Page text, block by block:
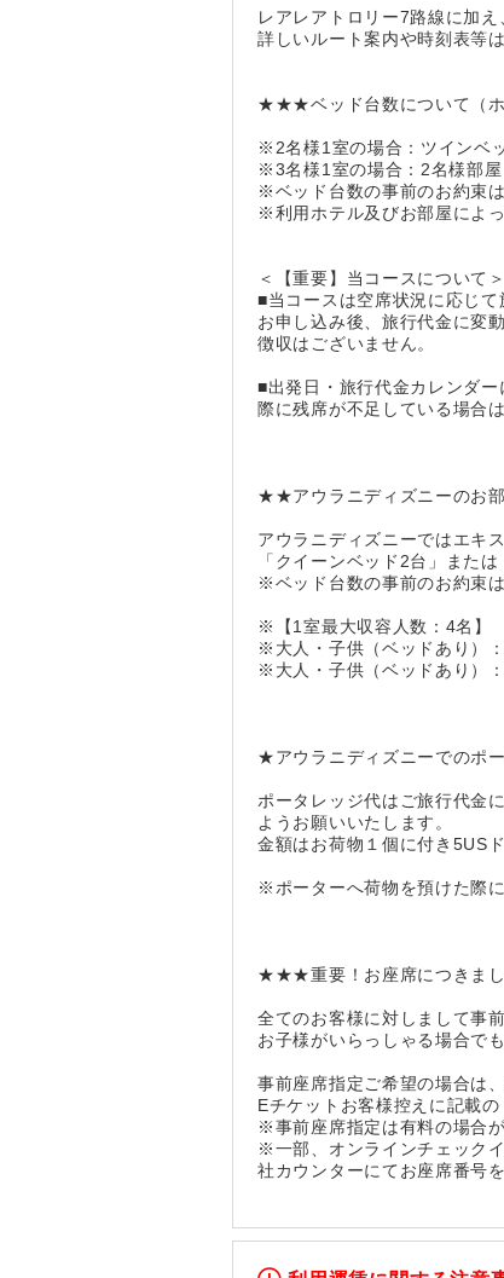
レアレアトロリー7路線に加
詳しいルート案内や時刻表等
★★★ベッド台数について（
※2名様1室の場合：ツインベ
※3名様1室の場合：2名様部屋
※ベッド台数の事前のお約束
※利用ホテル及びお部屋によ
＜【重要】当コースについて＞
■当コースは空席状況に応じ
お申し込み後、旅行代金に変
徴収はございません。
■出発日・旅行代金カレンダ
際に残席が不足している場合
★★アウラニディズニーのお
アウラニディズニーではエキ
「クイーンベッド2台」また
※ベッド台数の事前のお約束
※【1室最大収容人数：4名】
※大人・子供（ベッドあり
※大人・子供（ベッドあり
★アウラニディズニーでのポ
ポータレッジ代はご旅行代金
ようお願いいたします。
金額はお荷物１個に付き5US
※ポーターへ荷物を預けた際
★★★重要！お座席につき
全てのお客様に対しまして事
お子様がいらっしゃる場合で
事前座席指定ご希望の場合は
Eチケットお客様控えに記載
※事前座席指定は有料の場合が
※一部、オンラインチェック
社カウンターにてお座席番号